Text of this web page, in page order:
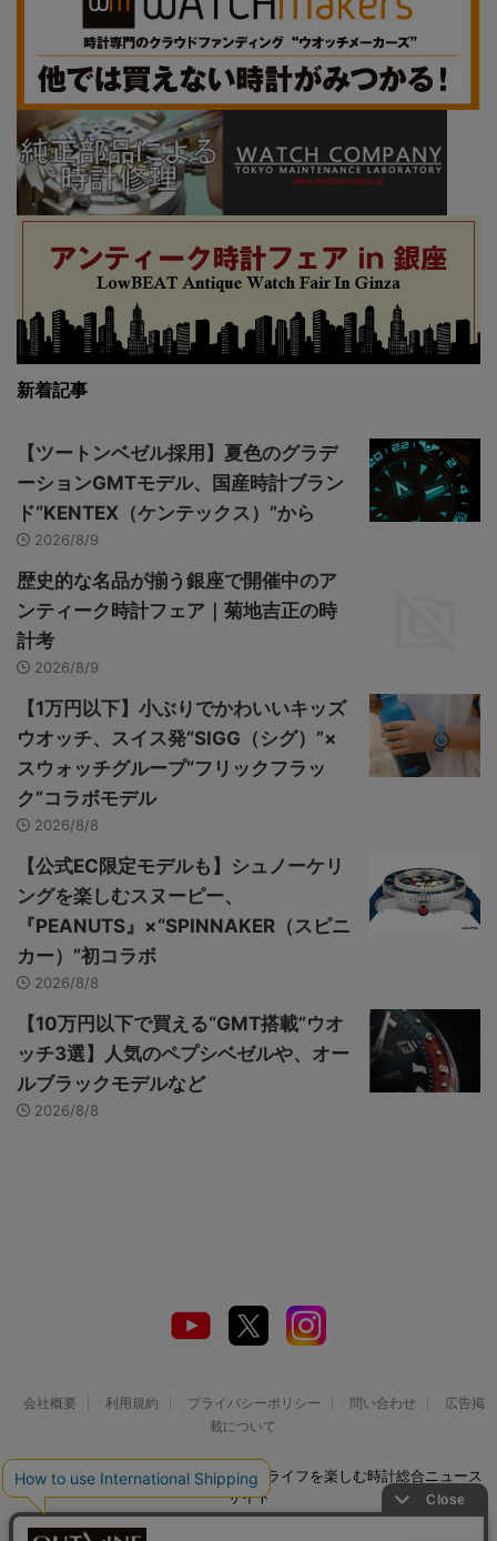
新着記事
【ツートンベゼル採用】夏色のグラデ
ーションGMTモデル、国産時計ブラン
ド“KENTEX（ケンテックス）”から
2026/8/9
歴史的な名品が揃う銀座で開催中のア
ンティーク時計フェア｜菊地吉正の時
計考
2026/8/9
【1万円以下】小ぶりでかわいいキッズ
ウオッチ、スイス発“SIGG（シグ）”×
スウォッチグループ“フリックフラッ
ク”コラボモデル
2026/8/8
【公式EC限定モデルも】シュノーケリ
ングを楽しむスヌーピー、
『PEANUTS』×“SPINNAKER（スピニ
カー）”初コラボ
2026/8/8
【10万円以下で買える“GMT搭載”ウオ
ッチ3選】人気のペプシベゼルや、オー
ルブラックモデルなど
2026/8/8
会社概要 利用規約 プライバシーポリシー 問い合わせ
広告掲
載について
© 2026 Watch LIFE NEWS｜ウオッチライフを楽しむ時計総合ニュース
サイト